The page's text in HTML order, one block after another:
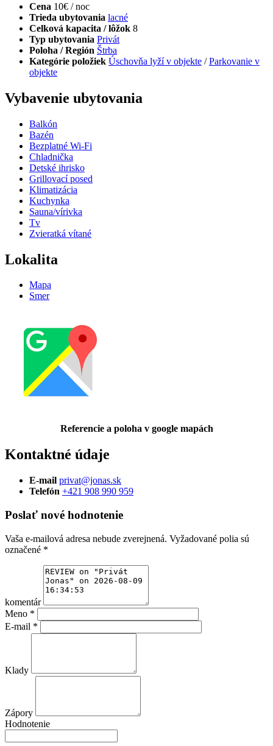
Cena 10€ / noc
Trieda ubytovania lacné
Celková kapacita / lôžok 8
Typ ubytovania Privát
Poloha / Región Štrba
Kategórie položiek Úschovňa lyží v objekte /Parkovanie v
objekte
Vybavenie ubytovania
Balkón
Bazén
Bezplatné Wi-Fi
Chladnička
Detské ihrisko
Grillovací posed
Klimatizácia
Kuchynka
Sauna/vírivka
Tv
Zvieratká vítané
Lokalita
Mapa
Smer
Referencie a poloha v google mapách
Kontaktné údaje
E-mail privat@jonas.sk
Telefón +421 908 990 959
Poslať nové hodnotenie
Vaša e-mailová adresa nebude zverejnená. Vyžadované polia sú
označené *
komentár
Meno *
E-mail *
Klady
Zápory
Hodnotenie